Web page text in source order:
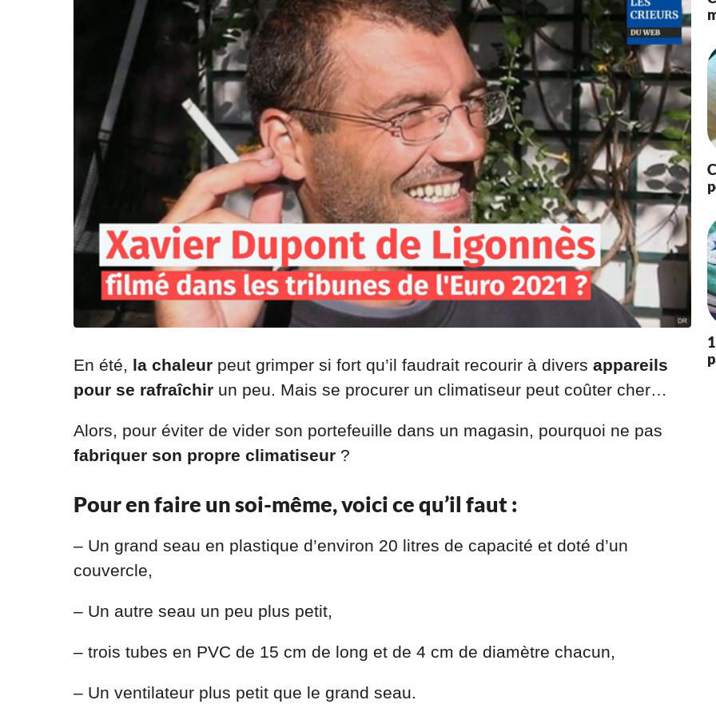
2
à
1
8
3
4
En été, la chaleur peut grimper si fort qu’il faudrait recourir à divers appareils
pour se rafraîchir un peu. Mais se procurer un climatiseur peut coûter cher…
Alors, pour éviter de vider son portefeuille dans un magasin, pourquoi ne pas
fabriquer son propre climatiseur ?
Pour en faire un soi-même, voici ce qu’il faut :
– Un grand seau en plastique d’environ 20 litres de capacité et doté d’un
couvercle,
– Un autre seau un peu plus petit,
– trois tubes en PVC de 15 cm de long et de 4 cm de diamètre chacun,
– Un ventilateur plus petit que le grand seau.